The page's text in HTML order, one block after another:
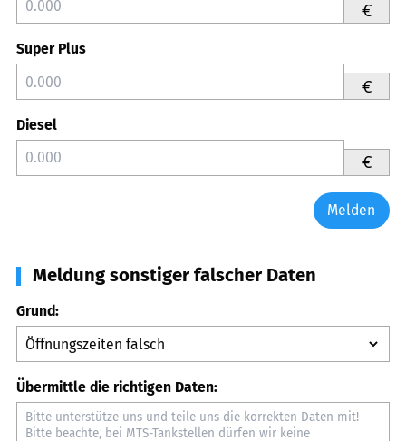
€
Super Plus
€
Diesel
€
Melden
Meldung sonstiger falscher Daten
Grund:
Übermittle die richtigen Daten: